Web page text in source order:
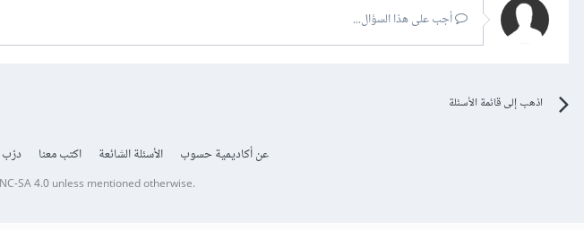
أجب على هذا السؤال...
اذهب إلى قائمة الأسئلة
عن أكاديمية حسوب الأسئلة الشائعة اكتب معنا درّب
SA 4.0unless mentioned otherwise.